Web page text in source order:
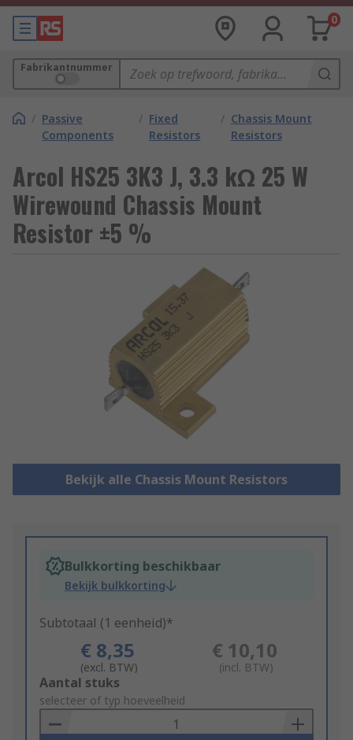
0
Fabrikantnummer
/ Passive
Components
/ Fixed
Resistors
/ Chassis Mount
Resistors
Arcol HS25 3K3 J, 3.3 kΩ 25 W
Wirewound Chassis Mount
Resistor ±5 %
Bekijk alle Chassis Mount Resistors
Bulkkorting beschikbaar
Bekijk bulkkorting
Subtotaal (1 eenheid)*
€ 8,35
(excl. BTW)
€ 10,10
(incl. BTW)
Add
to
Basket
Aantal stuks
selecteer of typ hoeveelheid